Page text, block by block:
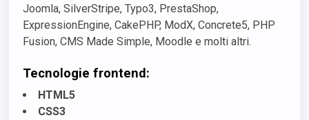
Joomla, SilverStripe, Typo3, PrestaShop,
ExpressionEngine, CakePHP, ModX, Concrete5, PHP
Fusion, CMS Made Simple, Moodle e molti altri.
Tecnologie frontend:
HTML5
CSS3